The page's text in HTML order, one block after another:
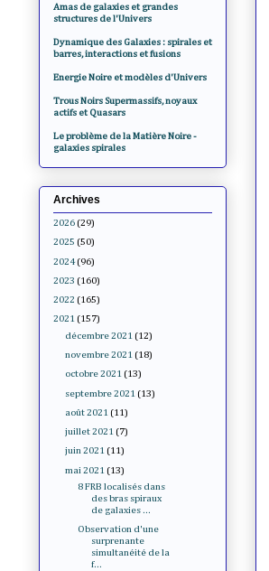
Amas de galaxies et grandes
structures de l'Univers
Dynamique des Galaxies : spirales et
barres, interactions et fusions
Energie Noire et modèles d'Univers
Trous Noirs Supermassifs, noyaux
actifs et Quasars
Le problème de la Matière Noire -
galaxies spirales
Archives
2026 (29)
2025 (50)
2024 (96)
2023 (160)
2022 (165)
2021 (157)
décembre 2021 (12)
novembre 2021 (18)
octobre 2021 (13)
septembre 2021 (13)
août 2021 (11)
juillet 2021 (7)
juin 2021 (11)
mai 2021 (13)
8 FRB localisés dans
des bras spiraux
de galaxies ...
Observation d'une
surprenante
simultanéité de la
f...